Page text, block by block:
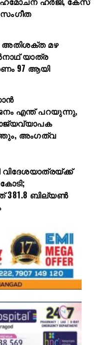
സംഗീത
അതിശക്ത മഴ
യാത്ര
97 ആയി
എന്ത് പറയുന്നു,
അംഗത്വ
വിദേശയാത്രയ്ക്ക്
381.8 ബില്യൺ